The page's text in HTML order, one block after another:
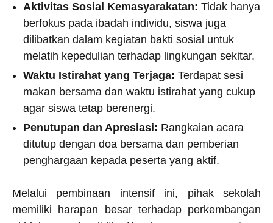
Aktivitas Sosial Kemasyarakatan: Tidak hanya
berfokus pada ibadah individu, siswa juga
dilibatkan dalam kegiatan bakti sosial untuk
melatih kepedulian terhadap lingkungan sekitar.
Waktu Istirahat yang Terjaga: Terdapat sesi
makan bersama dan waktu istirahat yang cukup
agar siswa tetap berenergi.
Penutupan dan Apresiasi: Rangkaian acara
ditutup dengan doa bersama dan pemberian
penghargaan kepada peserta yang aktif.
Melalui pembinaan intensif ini, pihak sekolah
memiliki harapan besar terhadap perkembangan